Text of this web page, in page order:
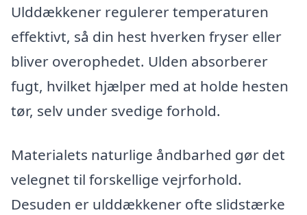
Ulddækkener regulerer temperaturen
effektivt, så din hest hverken fryser eller
bliver overophedet. Ulden absorberer
fugt, hvilket hjælper med at holde hesten
tør, selv under svedige forhold.
Materialets naturlige åndbarhed gør det
velegnet til forskellige vejrforhold.
Desuden er ulddækkener ofte slidstærke